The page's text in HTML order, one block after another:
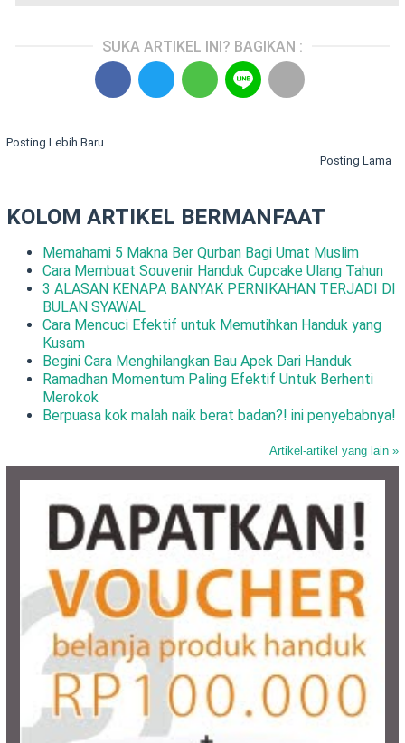
SUKA ARTIKEL INI? BAGIKAN :
Posting Lebih Baru
Posting Lama
KOLOM ARTIKEL BERMANFAAT
Memahami 5 Makna Ber Qurban Bagi Umat Muslim
Cara Membuat Souvenir Handuk Cupcake Ulang Tahun
3 ALASAN KENAPA BANYAK PERNIKAHAN TERJADI DI
BULAN SYAWAL
Cara Mencuci Efektif untuk Memutihkan Handuk yang
Kusam
Begini Cara Menghilangkan Bau Apek Dari Handuk
Ramadhan Momentum Paling Efektif Untuk Berhenti
Merokok
Berpuasa kok malah naik berat badan?! ini penyebabnya!
Artikel-artikel yang lain »